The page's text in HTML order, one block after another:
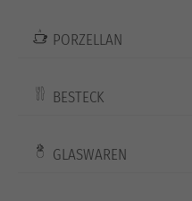
PORZELLAN
BESTECK
GLASWAREN